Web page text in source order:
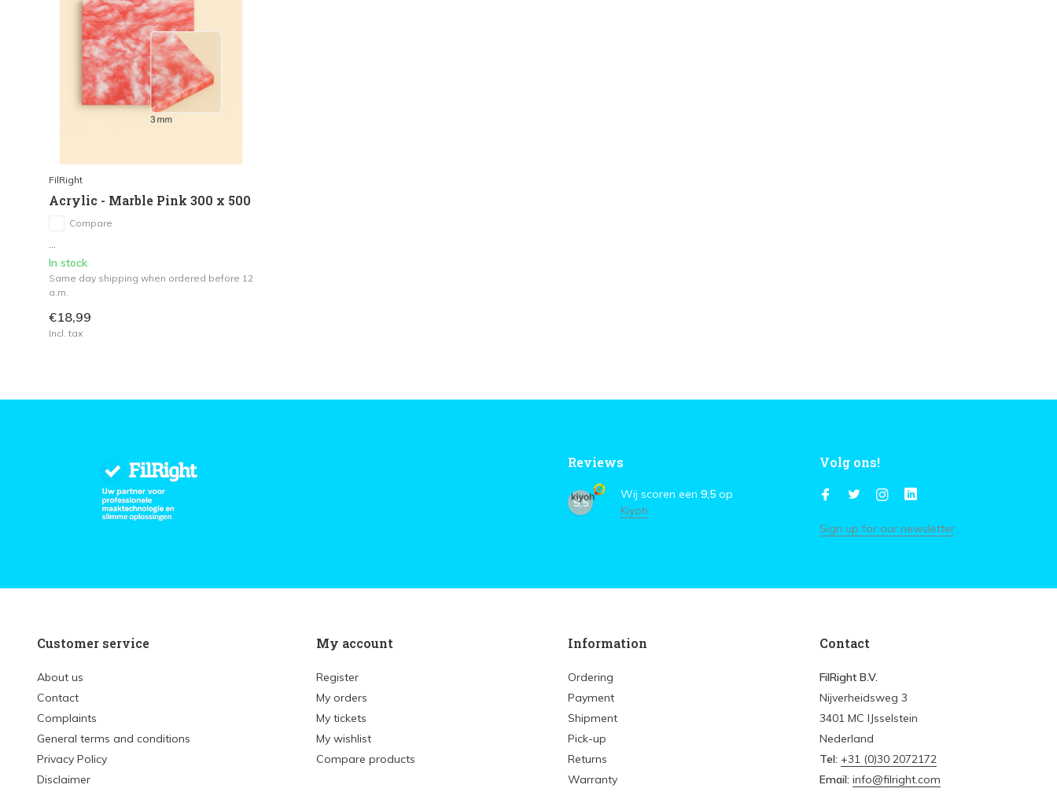
FilRight
Acrylic - Marble Pink 300 x 500
Compare
In stock
Same day shipping when ordered before 12
a.m.
€18,99
Incl. tax
Reviews
9,5
Wij scoren een 9,5 op
Kiyoh
Volg ons!
Sign up for our newsletter
Customer service
About us
Contact
Complaints
General terms and conditions
Privacy Policy
Disclaimer
My account
Register
My orders
My tickets
My wishlist
Compare products
Information
Ordering
Payment
Shipment
Pick-up
Returns
Warranty
Contact
FilRight B.V.
Nijverheidsweg 3
3401 MC IJsselstein
Nederland
Tel: +31 (0)30 2072172
Email: info@filright.com